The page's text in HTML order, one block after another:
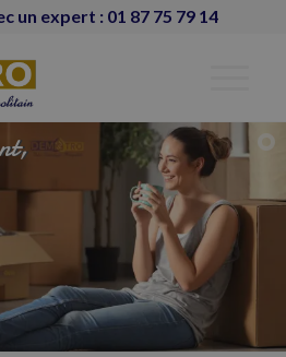
un expert : 01 87 75 79 14